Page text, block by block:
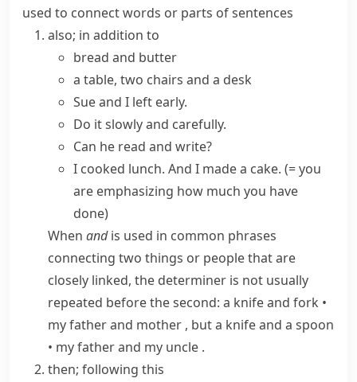
used to connect words or parts of sentences
also; in addition to
bread and butter
a table, two chairs and a desk
Sue and I left early.
Do it slowly and carefully.
Can he read and write?
I cooked lunch. And I made a cake. (= you
are emphasizing how much you have
done)
When andis used in common phrases
connecting two things or people that are
closely linked, the determiner is not usually
repeated before the second: a knife and fork •
my father and mother , buta knife and a spoon
• my father and my uncle .
then; following this